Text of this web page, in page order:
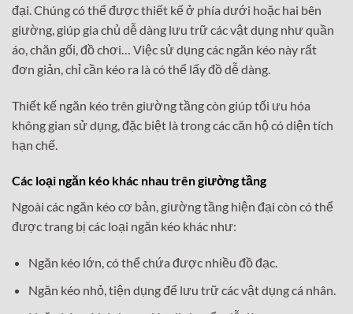
đại. Chúng có thể được thiết kế ở phía dưới hoặc hai bên
giường, giúp gia chủ dễ dàng lưu trữ các vật dụng như quần
áo, chăn gối, đồ chơi… Việc sử dụng các ngăn kéo này rất
đơn giản, chỉ cần kéo ra là có thể lấy đồ dễ dàng.
Thiết kế ngăn kéo trên giường tầng còn giúp tối ưu hóa
không gian sử dụng, đặc biệt là trong các căn hộ có diện tích
hạn chế.
Các loại ngăn kéo khác nhau trên giường tầng
Ngoài các ngăn kéo cơ bản, giường tầng hiện đại còn có thể
được trang bị các loại ngăn kéo khác như:
Ngăn kéo lớn, có thể chứa được nhiều đồ đạc.
Ngăn kéo nhỏ, tiện dụng để lưu trữ các vật dụng cá nhân.